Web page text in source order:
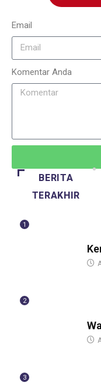
Email
Komentar Anda
BERITA
TERAKHIR
1
2
3